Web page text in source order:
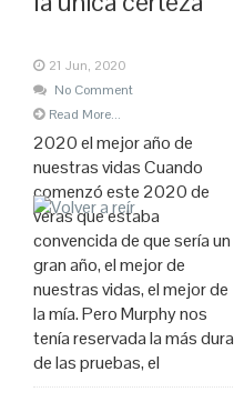
21 Jun, 2020
No Comment
Read More...
2020 el mejor año de
nuestras vidas Cuando
comenzó este 2020 de
veras que estaba
convencida de que sería un
gran año, el mejor de
nuestras vidas, el mejor de
la mía. Pero Murphy nos
tenía reservada la más dura
de las pruebas, el